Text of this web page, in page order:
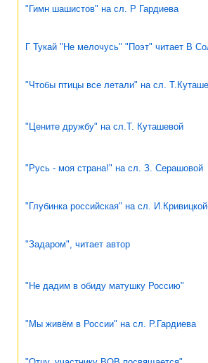
"Гимн шашистов" на сл. Р Гардиева
Г Тукай "Не мелочусь" "Поэт" читает В
"Чтобы птицы все летали" на сл.
"Цените дружбу" на сл.Т. Куташевой
"Русь - моя страна!" на сл. З. Серашовой
"Глубинка российская" на сл.
"Задаром", читает автор
"Не дадим в обиду матушку Россию"
"Мы живём в России" на сл. Р.Гардиева